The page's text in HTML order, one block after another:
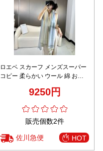
ロエベ スカーフ メンズスーパー
コピー 柔らかい ウール 綿 おし
9250円
販売個数2件
佐川急便 HOT